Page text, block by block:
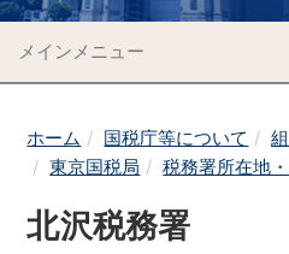
メインメニュー
ホーム 国税庁等について
東京国税局
税務署所在地
北沢税務署